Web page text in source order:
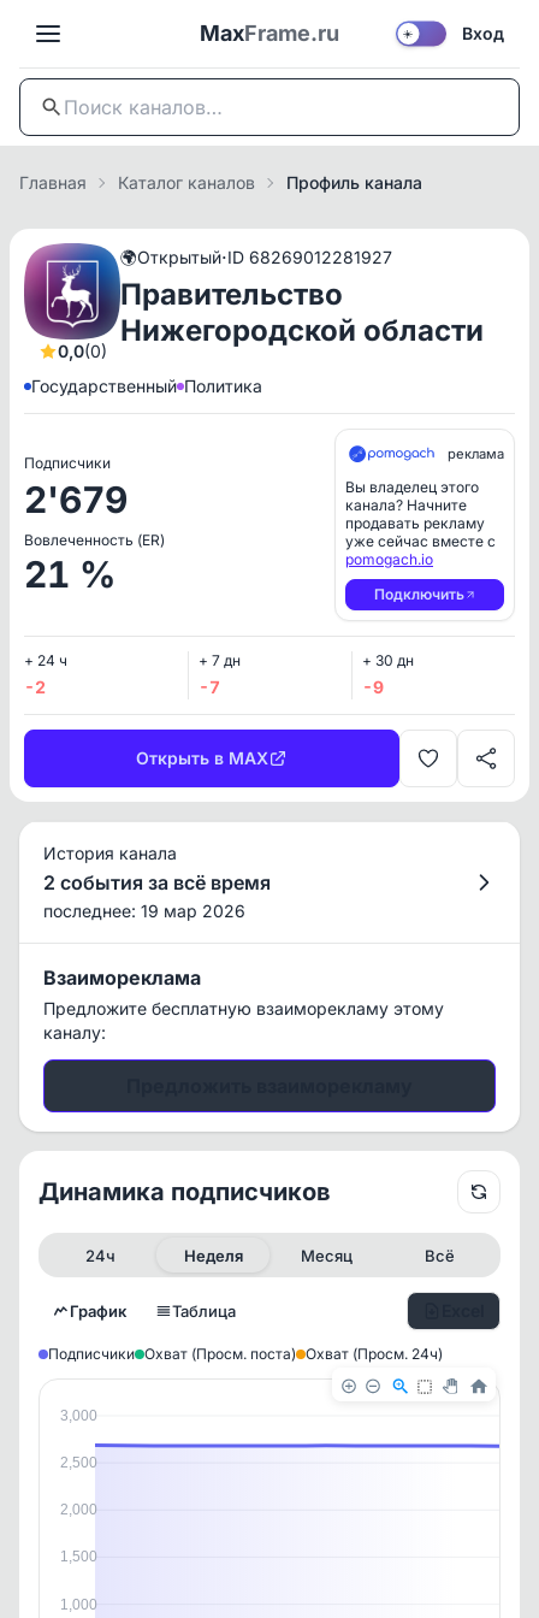
MaxFrame.ru ☀️ Вход
Главная Каталог каналов Профиль канала
0,0(0)
🌍Открытый·ID 68269012281927
Правительство
Нижегородской области
Государственный Политика
Подписчики
2'679
Вовлеченность (ER)
21 %
реклама
Вы владелец этого
канала? Начните
продавать рекламу
уже сейчас вместе с
pomogach.io
Подключить
+ 24 ч
-2
+ 7 дн
-7
+ 30 дн
-9
Открыть в MAX
История канала
2 события за всё время
последнее: 19 мар 2026
Взаимореклама
Предложите бесплатную взаиморекламу этому
каналу:
Динамика подписчиков
24ч Неделя Месяц Всё
График Таблица
Подписчики Охват (Просм. поста) Охват (Просм. 24ч)
3,000
2,500
2,000
1,500
1,000